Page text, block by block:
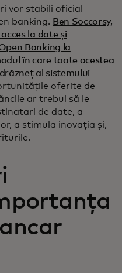
vor stabili oficial
banking. Ben Soccorsy,
la date și
Banking la
în care toate acestea
al sistemului
oferite de
ar trebui să le
de date, a
a stimula inovația și,